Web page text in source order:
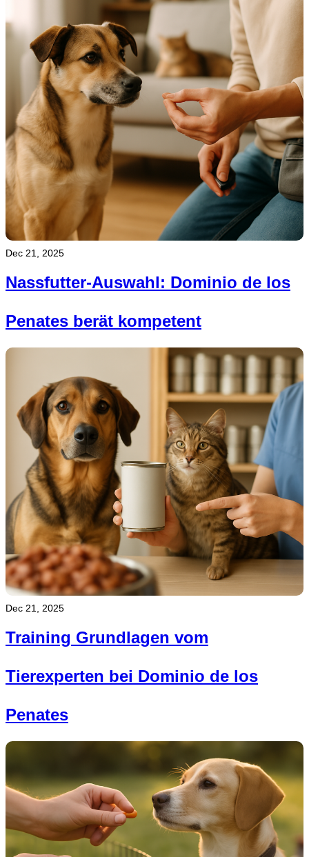
Dec 21, 2025
Nassfutter-Auswahl: Dominio de los
Penates berät kompetent
Dec 21, 2025
Training Grundlagen vom
Tierexperten bei Dominio de los
Penates